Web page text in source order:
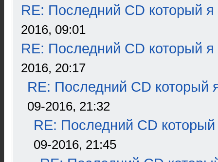
RE: Последний CD который я
2016, 09:01
RE: Последний CD который я
2016, 20:17
RE: Последний CD который
09-2016, 21:32
RE: Последний CD который
09-2016, 21:45